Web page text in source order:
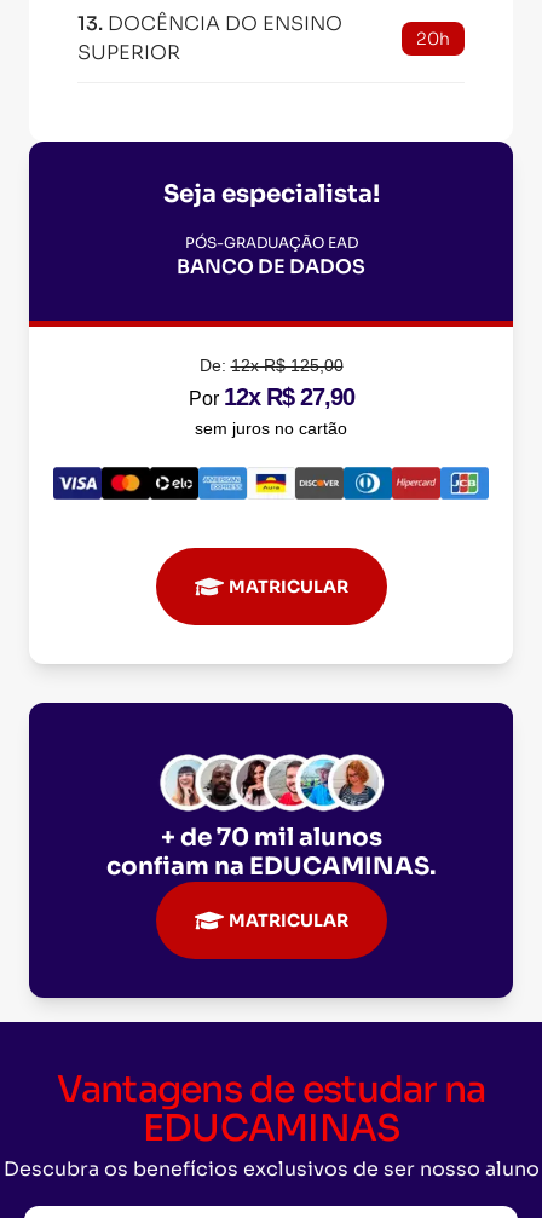
13. DOCÊNCIA DO ENSINO
SUPERIOR
20h
Seja especialista!
PÓS-GRADUAÇÃO EAD
BANCO DE DADOS
De:12x R$ 125,00
Por 12x R$ 27,90
sem juros no cartão
MATRICULAR
+ de 70 mil alunos
confiam na EDUCAMINAS.
MATRICULAR
Vantagens de estudar na
EDUCAMINAS
Descubra os benefícios exclusivos de ser nosso aluno